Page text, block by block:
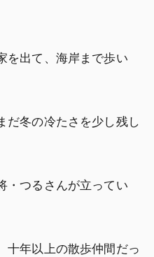
を出て、海岸まで歩い
だ冬の冷たさを少し残し
・つるさんが立ってい
十年以上の散歩仲間だっ